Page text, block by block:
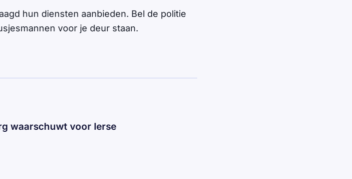
hun diensten aanbieden. Bel de politie
voor je deur staan.
waarschuwt voor Ierse